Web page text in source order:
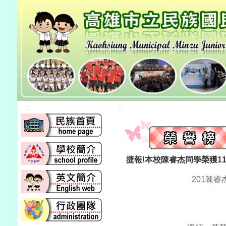
::: :::
捷報!本校陳睿杰同學榮獲
201陳睿